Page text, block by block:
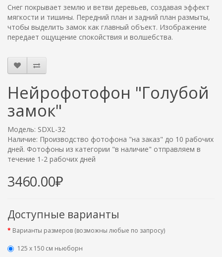
Снег покрывает землю и ветви деревьев, создавая эффект
мягкости и тишины. Передний план и задний план размыты,
чтобы выделить замок как главный объект. Изображение
передает ощущение спокойствия и волшебства.
Нейрофотофон "Голубой
замок"
Модель: SDXL-32
Наличие: Производство фотофона "на заказ" до 10 рабочих
дней. Фотофоны из категории "в наличие" отправляем в
течение 1-2 рабочих дней
3460.00₽
Доступные варианты
Варианты размеров (возможны любые по запросу)
125 x 150 см ньюборн